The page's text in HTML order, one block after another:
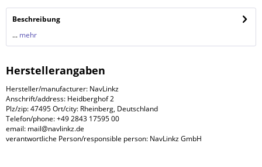
Beschreibung
... mehr
Herstellerangaben
Hersteller/manufacturer: NavLinkz
Anschrift/address: Heidberghof 2
Plz/zip: 47495 Ort/city: Rheinberg, Deutschland
Telefon/phone: +49 2843 17595 00
email: mail@navlinkz.de
verantwortliche Person/responsible person: NavLinkz GmbH